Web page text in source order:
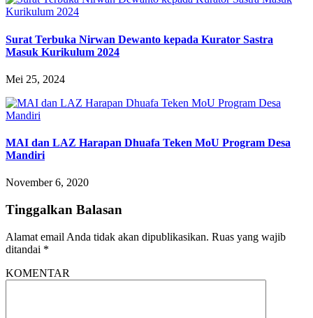
Surat Terbuka Nirwan Dewanto kepada Kurator Sastra
Masuk Kurikulum 2024
Mei 25, 2024
MAI dan LAZ Harapan Dhuafa Teken MoU Program Desa
Mandiri
November 6, 2020
Tinggalkan Balasan
Alamat email Anda tidak akan dipublikasikan. Ruas yang wajib
ditandai *
KOMENTAR